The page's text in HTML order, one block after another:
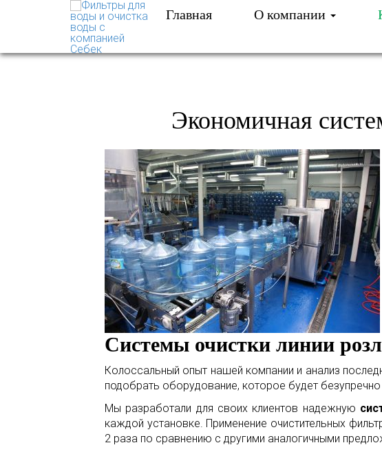
Главная О компании
Экономичная
Системы очистки линии
Колоссальный опыт нашей компании и анализ
подобрать оборудование, которое будет
Мы разработали для своих клиентов надежную
каждой установке. Применение очистительных
2 раза по сравнению с другими аналогичными